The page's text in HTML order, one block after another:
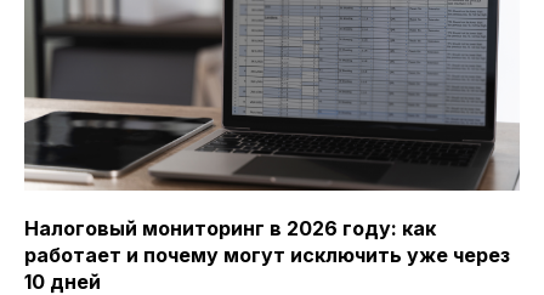
Налоговый мониторинг в 2026 году: как
работает и почему могут исключить уже через
10 дней